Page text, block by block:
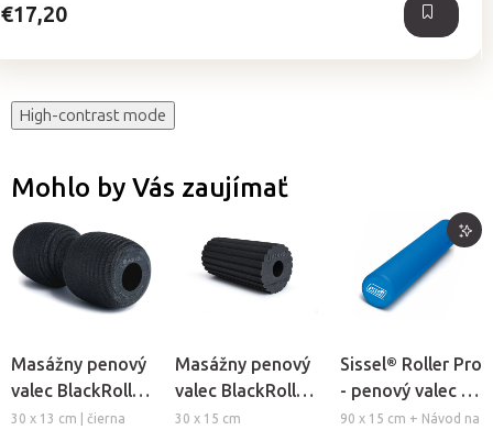
€17,20
High-contrast mode
Mohlo by Vás zaujímať
Masážny penový
valec BlackRoll®
Twin Foam Roller
30 x 13 cm | čierna
Masážny penový
valec BlackRoll®
Flow
30 x 15 cm
Sissel® Roller Pro
- penový valec na
masáž a cvičenie
90 x 15 cm + Návod na